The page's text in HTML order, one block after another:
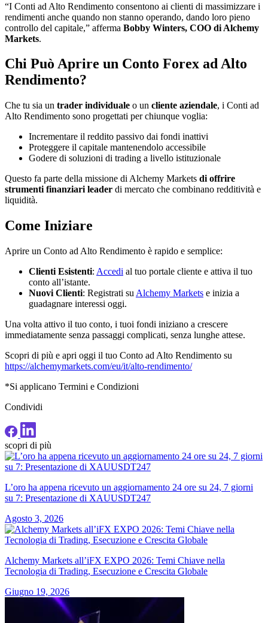
“I Conti ad Alto Rendimento consentono ai clienti di massimizzare i
rendimenti anche quando non stanno operando, dando loro pieno
controllo del capitale,” afferma Bobby Winters, COO di Alchemy
Markets.
Chi Può Aprire un Conto Forex ad Alto
Rendimento?
Che tu sia un trader individuale o un cliente aziendale, i Conti ad
Alto Rendimento sono progettati per chiunque voglia:
Incrementare il reddito passivo dai fondi inattivi
Proteggere il capitale mantenendolo accessibile
Godere di soluzioni di trading a livello istituzionale
Questo fa parte della missione di Alchemy Markets di offrire
strumenti finanziari leader di mercato che combinano redditività e
liquidità.
Come Iniziare
Aprire un Conto ad Alto Rendimento è rapido e semplice:
Clienti Esistenti: Accedi al tuo portale cliente e attiva il tuo
conto all’istante.
Nuovi Clienti: Registrati su Alchemy Markets e inizia a
guadagnare interessi oggi.
Una volta attivo il tuo conto, i tuoi fondi iniziano a crescere
immediatamente senza passaggi complicati, senza lunghe attese.
Scopri di più e apri oggi il tuo Conto ad Alto Rendimento su
https://alchemymarkets.com/eu/it/alto-rendimento/
*Si applicano Termini e Condizioni
Condividi
scopri di più
L’oro ha appena ricevuto un aggiornamento 24 ore su 24, 7 giorni
su 7: Presentazione di XAUUSDT247
Agosto 3, 2026
Alchemy Markets all’iFX EXPO 2026: Temi Chiave nella
Tecnologia di Trading, Esecuzione e Crescita Globale
Giugno 19, 2026